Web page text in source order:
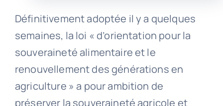
Définitivement adoptée il y a quelques
semaines, la loi « d’orientation pour la
souveraineté alimentaire et le
renouvellement des générations en
agriculture » a pour ambition de
préserver la souveraineté agricole et